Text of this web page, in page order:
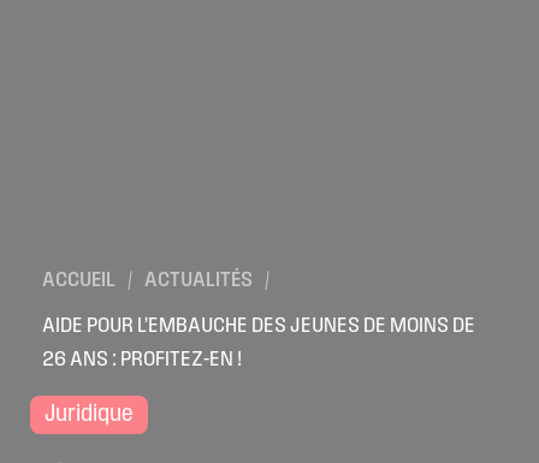
ACCUEIL / ACTUALITÉS
/
AIDE POUR L’EMBAUCHE DES JEUNES DE MOINS DE
26 ANS : PROFITEZ-EN !
Juridique